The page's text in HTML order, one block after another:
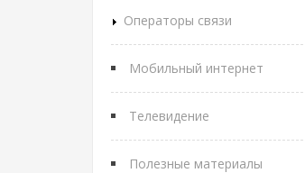
Операторы связи
Мобильный интернет
Телевидение
Полезные материалы